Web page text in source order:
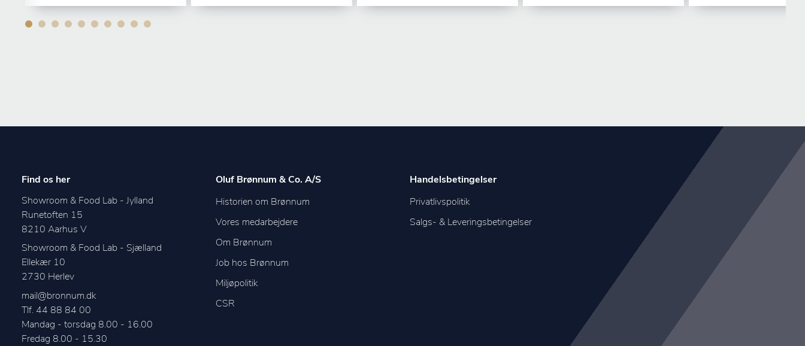
Find os her
Showroom & Food Lab - Jylland
Runetoften 15
8210 Aarhus V
Showroom & Food Lab - Sjælland
Ellekær 10
2730 Herlev
mail@bronnum.dk
Tlf. 44 88 84 00
Mandag - torsdag 8.00 - 16.00
Fredag 8.00 - 15.30
Oluf Brønnum & Co. A/S
Historien om Brønnum
Vores medarbejdere
Om Brønnum
Job hos Brønnum
Miljøpolitik
CSR
Handelsbetingelser
Privatlivspolitik
Salgs- & Leveringsbetingelser